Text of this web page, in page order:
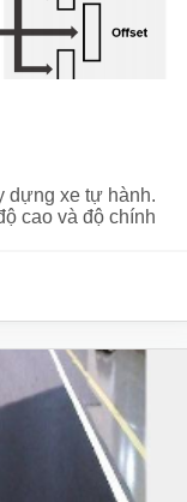
dựng xe tự hành.
cao và độ chính